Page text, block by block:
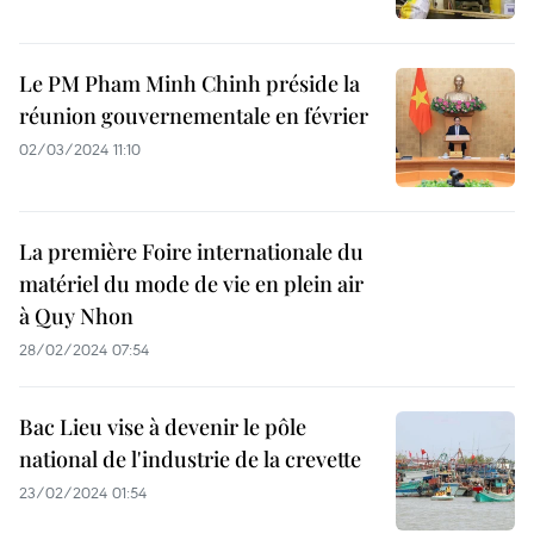
Le PM Pham Minh Chinh préside la
réunion gouvernementale en février
02/03/2024 11:10
La première Foire internationale du
matériel du mode de vie en plein air
à Quy Nhon
28/02/2024 07:54
Bac Lieu vise à devenir le pôle
national de l'industrie de la crevette
23/02/2024 01:54